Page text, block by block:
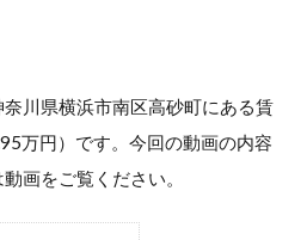
川県横浜市南区高砂町にある賃
万円）です。今回の動画の内容
画をご覧ください。